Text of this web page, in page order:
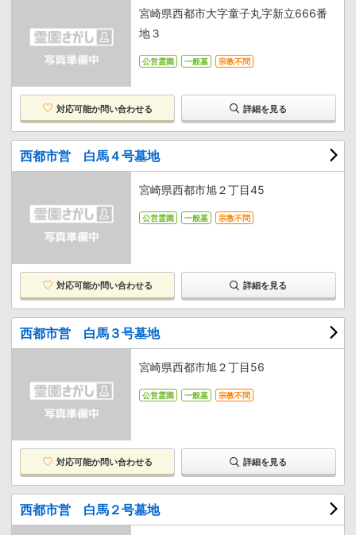
宮崎県西都市大字童子丸字新立666番
地３
公営霊園 一般墓 宗教不問
対応可能か問い合わせる 詳細を見る
西都市営 白馬４号墓地
宮崎県西都市旭２丁目45
公営霊園 一般墓 宗教不問
対応可能か問い合わせる 詳細を見る
西都市営 白馬３号墓地
宮崎県西都市旭２丁目56
公営霊園 一般墓 宗教不問
対応可能か問い合わせる 詳細を見る
西都市営 白馬２号墓地